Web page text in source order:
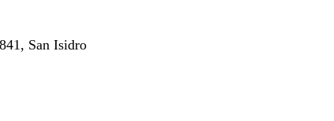
San Isidro